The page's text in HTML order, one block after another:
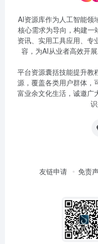
AI资源库作为人工智能领
核心需求为导向，构建一
资讯、实用工具应用、专
容，为AI从业者高效开
平台资源囊括技能提升教
源，覆盖各类用户群体，
富业余文化生活，诚邀广
友链申请 免责